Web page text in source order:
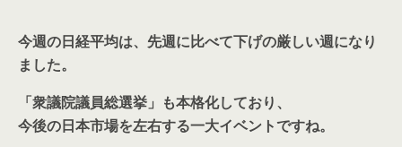
今週の日経平均は、先週に比べて下げの厳しい週になり
ました。
「衆議院議員総選挙」も本格化しており、
今後の日本市場を左右する一大イベントですね。